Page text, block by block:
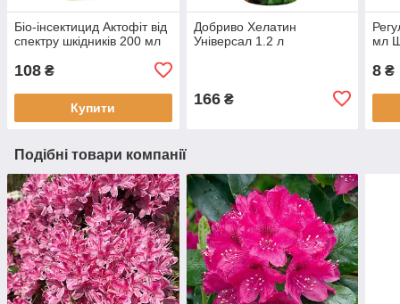
Біо-інсектицид Актофіт від
спектру шкідників 200 мл
108 ₴
Купити
Добриво Хелатин
Універсал 1.2 л
166₴
мл
8 ₴
Подібні товари компанії